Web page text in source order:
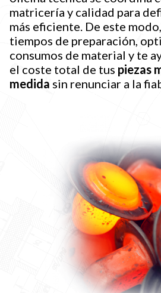
matricería y calidad para
más eficiente. De este
tiempos de preparación,
consumos de material y te
el coste total de tus piezas
medida sin renunciar a la